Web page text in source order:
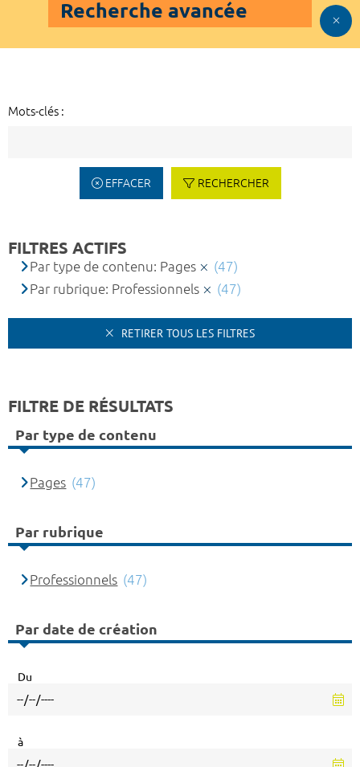
Recherche avancée
Mots-clés :
EFFACER RECHERCHER
FILTRES ACTIFS
Par type de contenu: Pages
(47)
Par rubrique: Professionnels
(47)
RETIRER TOUS LES FILTRES
FILTRE DE RÉSULTATS
Par type de contenu
Pages (47)
Par rubrique
Professionnels (47)
Par date de création
Du
à